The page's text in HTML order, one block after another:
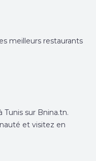
meilleurs restaurants
Tunis sur Bnina.tn.
et visitez en